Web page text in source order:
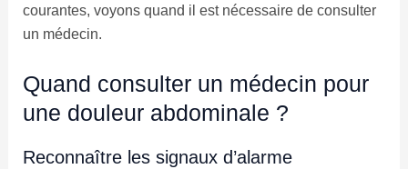
courantes, voyons quand il est nécessaire de consulter
un médecin.
Quand consulter un médecin pour
une douleur abdominale ?
Reconnaître les signaux d’alarme